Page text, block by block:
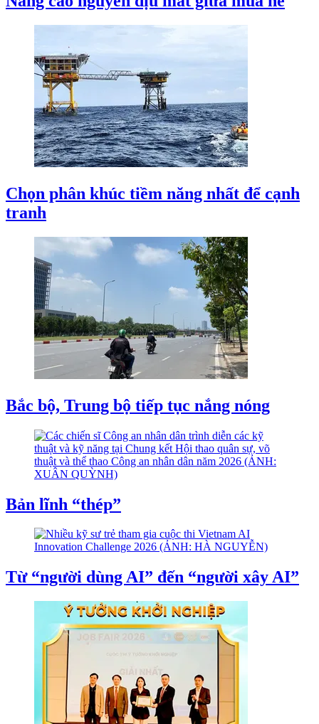
Chọn phân khúc tiềm năng nhất để cạnh
tranh
Bắc bộ, Trung bộ tiếp tục nắng nóng
Bản lĩnh “thép”
Từ “người dùng AI” đến “người xây AI”